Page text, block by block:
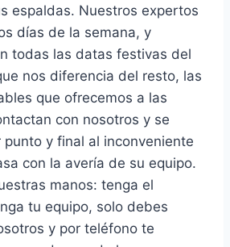
espaldas. Nuestros expertos
días de la semana, y
todas las datas festivas del
nos diferencia del resto, las
que ofrecemos a las
con nosotros y se
y final al inconveniente
con la avería de su equipo.
manos: tenga el
tu equipo, solo debes
y por teléfono te